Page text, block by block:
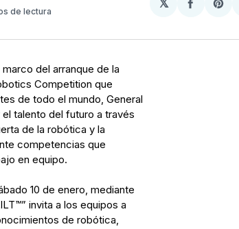
de lectura
𝕏
del arranque de la
Competition que
de todo el mundo, General
talento del futuro a través
de la robótica y la
competencias que
en equipo.
10 de enero, mediante
invita a los equipos a
de robótica,